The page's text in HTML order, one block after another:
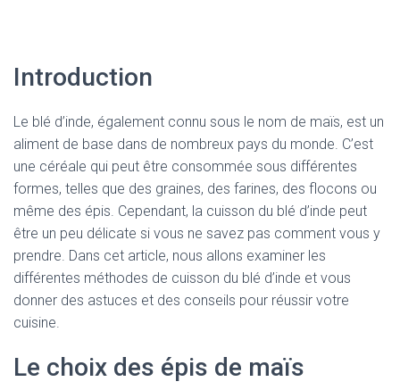
Introduction
Le blé d’inde, également connu sous le nom de maïs, est un
aliment de base dans de nombreux pays du monde. C’est
une céréale qui peut être consommée sous différentes
formes, telles que des graines, des farines, des flocons ou
même des épis. Cependant, la cuisson du blé d’inde peut
être un peu délicate si vous ne savez pas comment vous y
prendre. Dans cet article, nous allons examiner les
différentes méthodes de cuisson du blé d’inde et vous
donner des astuces et des conseils pour réussir votre
cuisine.
Le choix des épis de maïs